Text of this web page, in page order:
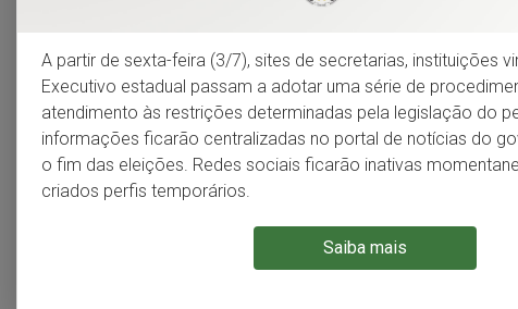
A partir de sexta-feira (3/7), sites de secretarias, instituições
Executivo estadual passam a adotar uma série de
atendimento às restrições determinadas pela legislação do
informações ficarão centralizadas no portal de notícias do
o fim das eleições. Redes sociais ficarão inativas
criados perfis temporários.
Saiba mais
Divisão municipal
Regiões de planejamento
Demografia e economia
(1872-1980)
Demografia (1872-1980)
O
O primeiro
disso os
obtidas
como
estavam
pelas